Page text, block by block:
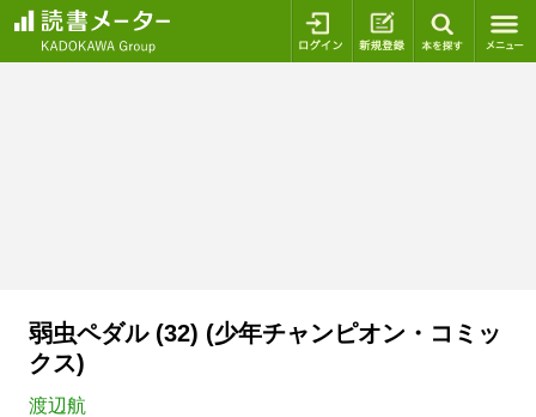
ログイン 新規登録
弱虫ペダル (32) (少年チャンピオン・コミッ
クス)
渡辺航